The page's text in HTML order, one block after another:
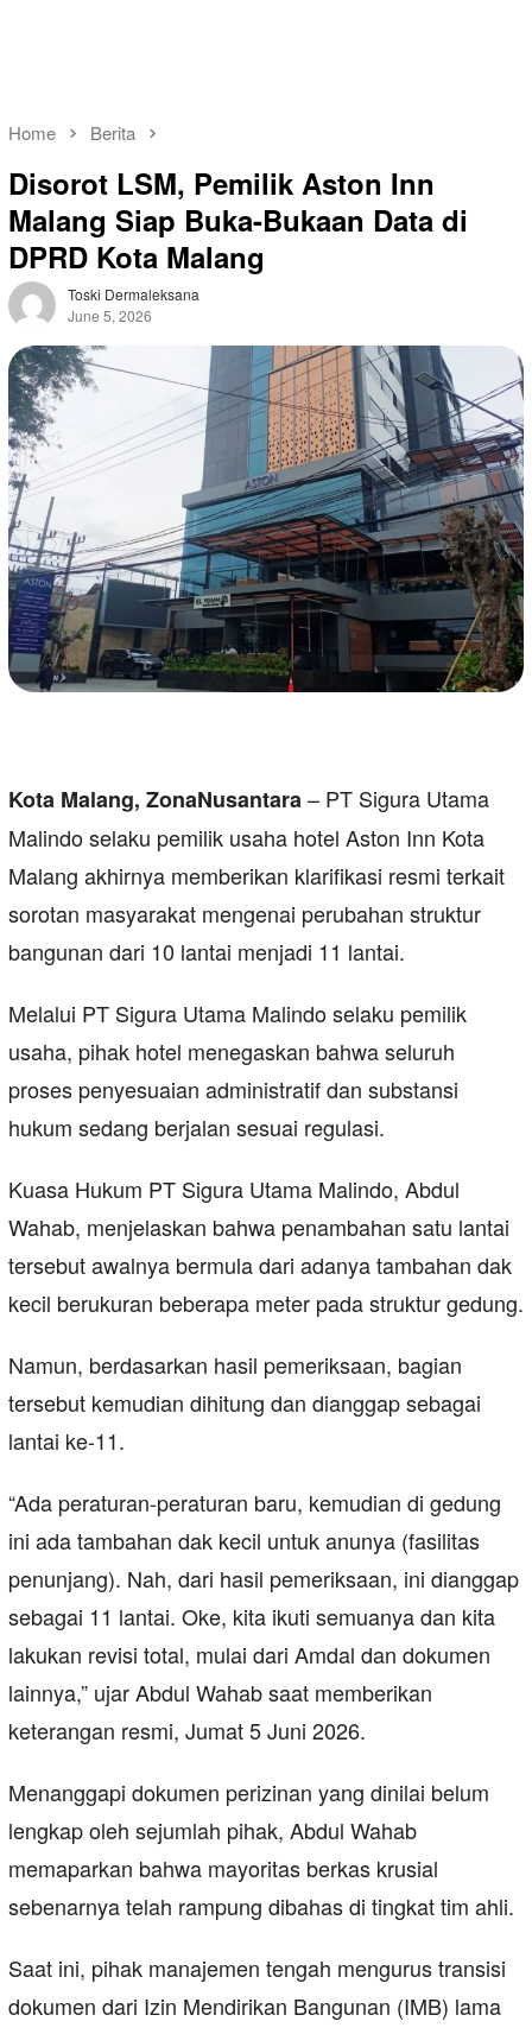
Home Berita
Disorot LSM, Pemilik Aston Inn
Malang Siap Buka-Bukaan Data di
DPRD Kota Malang
Toski Dermaleksana
June 5, 2026
Kota Malang, ZonaNusantara– PT Sigura Utama
Malindo selaku pemilik usaha hotel Aston Inn Kota
Malang akhirnya memberikan klarifikasi resmi terkait
sorotan masyarakat mengenai perubahan struktur
bangunan dari 10 lantai menjadi 11 lantai.
Melalui PT Sigura Utama Malindo selaku pemilik
usaha, pihak hotel menegaskan bahwa seluruh
proses penyesuaian administratif dan substansi
hukum sedang berjalan sesuai regulasi.
Kuasa Hukum PT Sigura Utama Malindo, Abdul
Wahab, menjelaskan bahwa penambahan satu lantai
tersebut awalnya bermula dari adanya tambahan dak
kecil berukuran beberapa meter pada struktur gedung.
Namun, berdasarkan hasil pemeriksaan, bagian
tersebut kemudian dihitung dan dianggap sebagai
lantai ke-11.
“Ada peraturan-peraturan baru, kemudian di gedung
ini ada tambahan dak kecil untuk anunya (fasilitas
penunjang). Nah, dari hasil pemeriksaan, ini dianggap
sebagai 11 lantai. Oke, kita ikuti semuanya dan kita
lakukan revisi total, mulai dari Amdal dan dokumen
lainnya,” ujar Abdul Wahab saat memberikan
keterangan resmi, Jumat 5 Juni 2026.
Menanggapi dokumen perizinan yang dinilai belum
lengkap oleh sejumlah pihak, Abdul Wahab
memaparkan bahwa mayoritas berkas krusial
sebenarnya telah rampung dibahas di tingkat tim ahli.
Saat ini, pihak manajemen tengah mengurus transisi
dokumen dari Izin Mendirikan Bangunan (IMB) lama